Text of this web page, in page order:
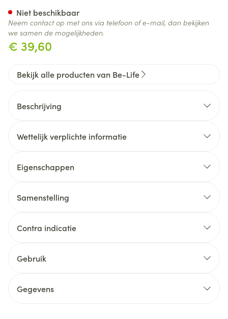
€ 39,60
Niet beschikbaar
Neem contact op met ons via telefoon of e-mail, dan bekijken
we samen de mogelijkheden.
Bekijk alle producten van Be-Life
Beschrijving
Wettelijk verplichte informatie
Eigenschappen
Samenstelling
Contra indicatie
Gebruik
Gegevens